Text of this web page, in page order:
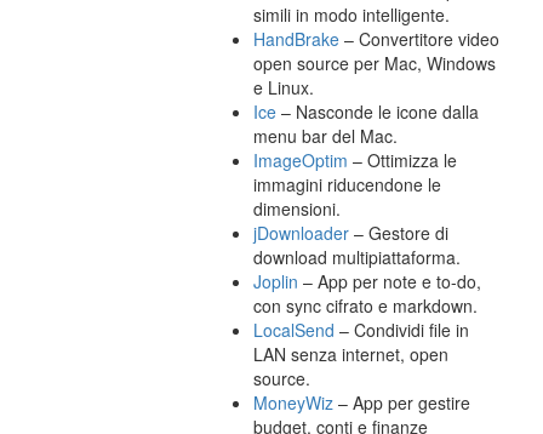
simili in modo intelligente.
HandBrake – Convertitore video
open source per Mac, Windows
e Linux.
Ice – Nasconde le icone dalla
menu bar del Mac.
ImageOptim – Ottimizza le
immagini riducendone le
dimensioni.
jDownloader – Gestore di
download multipiattaforma.
Joplin – App per note e to-do,
con sync cifrato e markdown.
LocalSend – Condividi file in
LAN senza internet, open
source.
MoneyWiz – App per gestire
budget, conti e finanze